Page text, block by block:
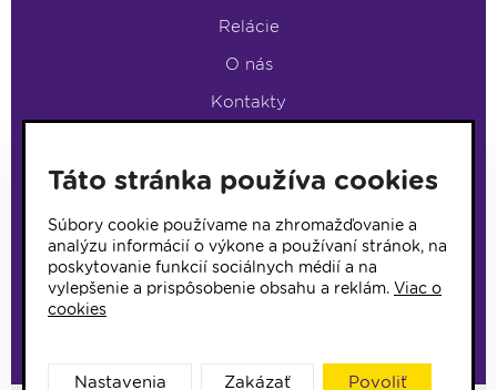
Relácie
O nás
Kontakty
LUMEN KLUB
LUMEN KLUB PRIHLÁŠKA
© 2017 Rádio Lumen, Všetky práva vyhradené
Táto stránka používa cookies
Súbory cookie používame na zhromažďovanie a
analýzu informácií o výkone a používaní stránok, na
poskytovanie funkcií sociálnych médií a na
vylepšenie a prispôsobenie obsahu a reklám. Viac o
cookies
Nastavenia Zakázať Povoliť